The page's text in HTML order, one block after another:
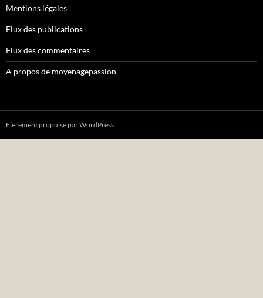
Mentions légales
Flux des publications
Flux des commentaires
A propos de moyenagepassion
Fièrement propulsé par WordPress